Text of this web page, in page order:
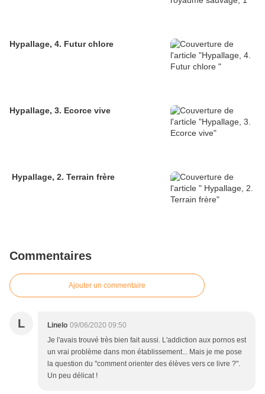
Hypallage, 4. Futur chlore
Hypallage, 3. Ecorce vive
Hypallage, 2. Terrain frère
Commentaires
Ajouter un commentaire
L Linelo 09/06/2020 09:50
Je l'avais trouvé très bien fait aussi. L'addiction aux pornos est
un vrai problème dans mon établissement... Mais je me pose
la question du "comment orienter des élèves vers ce livre ?".
Un peu délicat !